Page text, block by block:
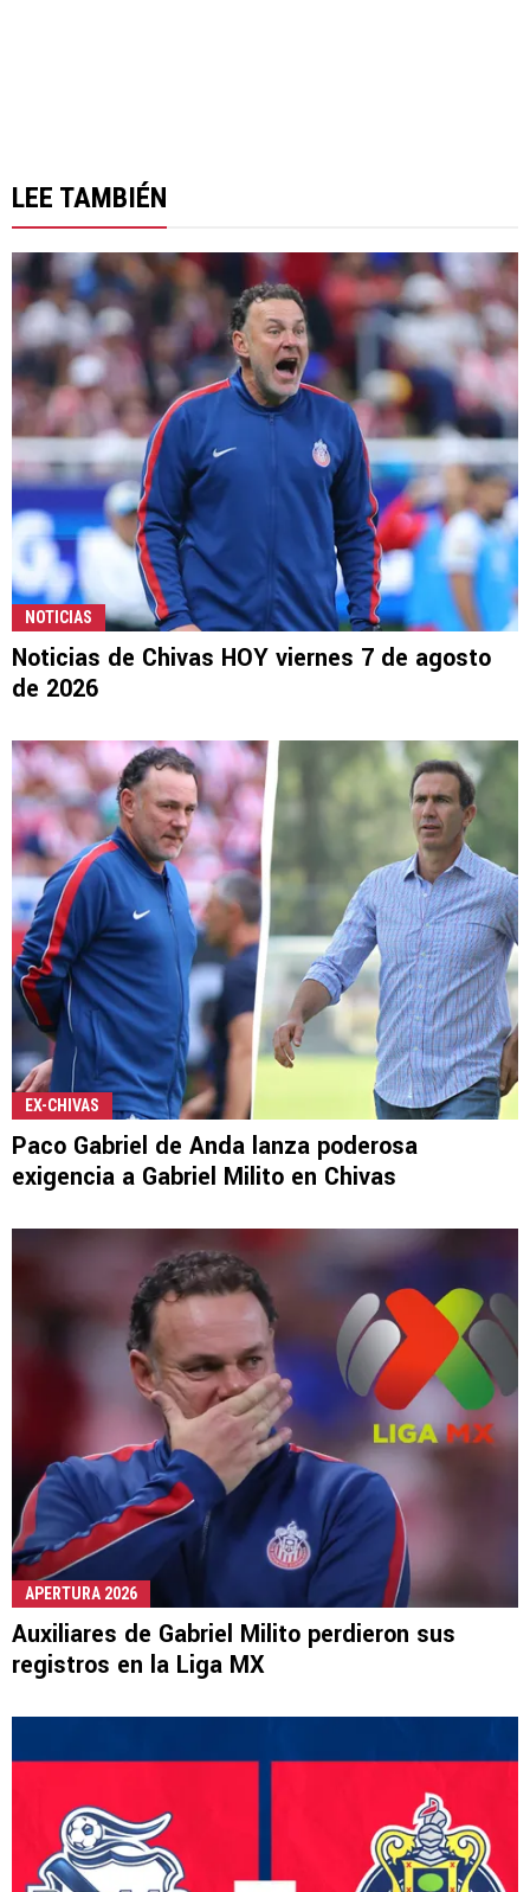
LEE TAMBIÉN
NOTICIAS
Noticias de Chivas HOY viernes 7 de agosto
de 2026
EX-CHIVAS
Paco Gabriel de Anda lanza poderosa
exigencia a Gabriel Milito en Chivas
APERTURA 2026
Auxiliares de Gabriel Milito perdieron sus
registros en la Liga MX